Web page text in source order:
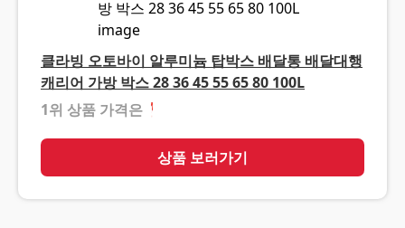
클라빙 오토바이 알루미늄 탑박스 배달통 배달대행
캐리어 가방 박스 28 36 45 55 65 80 100L
1위 상품 가격은 ❓
상품 보러가기